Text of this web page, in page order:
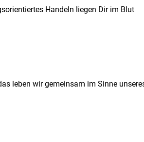
Handeln liegen Dir im Blut
leben wir gemeinsam im Sinne